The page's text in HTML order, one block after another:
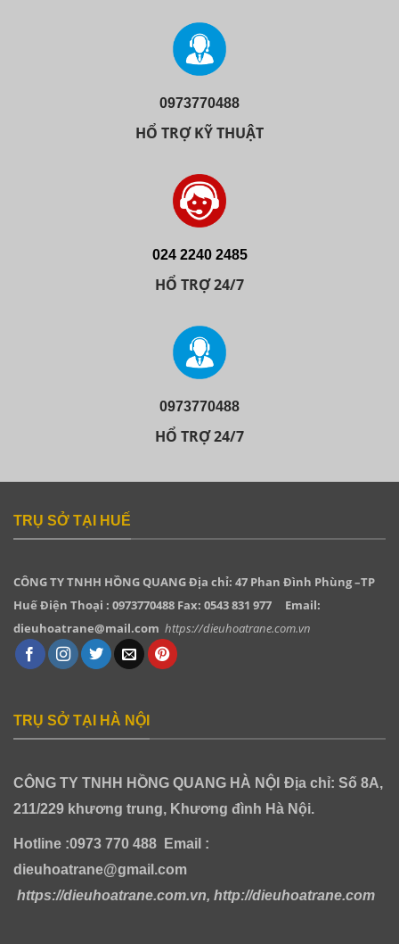
0973770488
HỔ TRỢ KỸ THUẬT
024 2240 2485
HỔ TRỢ 24/7
0973770488
HỔ TRỢ 24/7
TRỤ SỞ TẠI HUẾ
CÔNG TY TNHH HỒNG QUANGĐịa chỉ: 47 Phan Đình Phùng –TP
Huế Điện Thoại : 0973770488 Fax: 0543 831 977
Email:
dieuhoatrane@mail.com https://dieuhoatrane.com.vn
TRỤ SỞ TẠI HÀ NỘI
CÔNG TY TNHH HỒNG QUANG HÀ NỘI Địa chỉ: Số 8A,
211/229 khương trung, Khương đình Hà Nội.
Hotline :0973 770 488
Email :
dieuhoatrane@gmail.com
https://dieuhoatrane.com.vn, http://dieuhoatrane.com